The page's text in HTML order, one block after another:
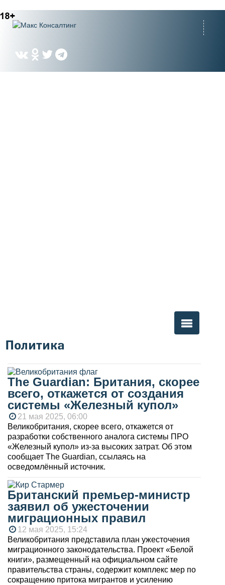
Вы здесь
Политика
The Guardian: Британия, скорее
всего, откажется от создания
системы «Железный купол»
21 мая 2025, 06:00
Великобритания, скорее всего, откажется от
разработки собственного аналога системы ПРО
«Железный купол» из-за высоких затрат. Об этом
сообщает The Guardian, ссылаясь на
осведомлённый источник.
Британский премьер-министр
заявил об ужесточении
миграционных правил
12 мая 2025, 15:24
Великобритания представила план ужесточения
миграционного законодательства. Проект «Белой
книги», размещенный на официальном сайте
правительства страны, содержит комплекс мер по
сокращению притока мигрантов и усилению